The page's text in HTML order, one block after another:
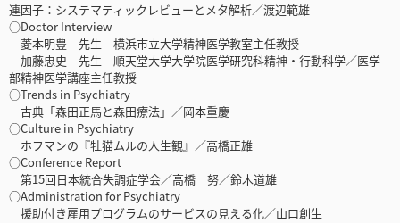
連因子：システマティックレビューとメタ解析／渡辺範雄
○Doctor Interview
菱本明豊 先生 横浜市立大学精神医学教室主任教授
加藤忠史 先生 順天堂大学大学院医学研究科精神・行動科学／医学
部精神医学講座主任教授
○Trends in Psychiatry
古典「森田正馬と森田療法」／岡本重慶
○Culture in Psychiatry
ホフマンの『牡猫ムルの人生観』／高橋正雄
○Conference Report
第15回日本統合失調症学会／高橋 努／鈴木道雄
○Administration for Psychiatry
援助付き雇用プログラムのサービスの見える化／山口創生